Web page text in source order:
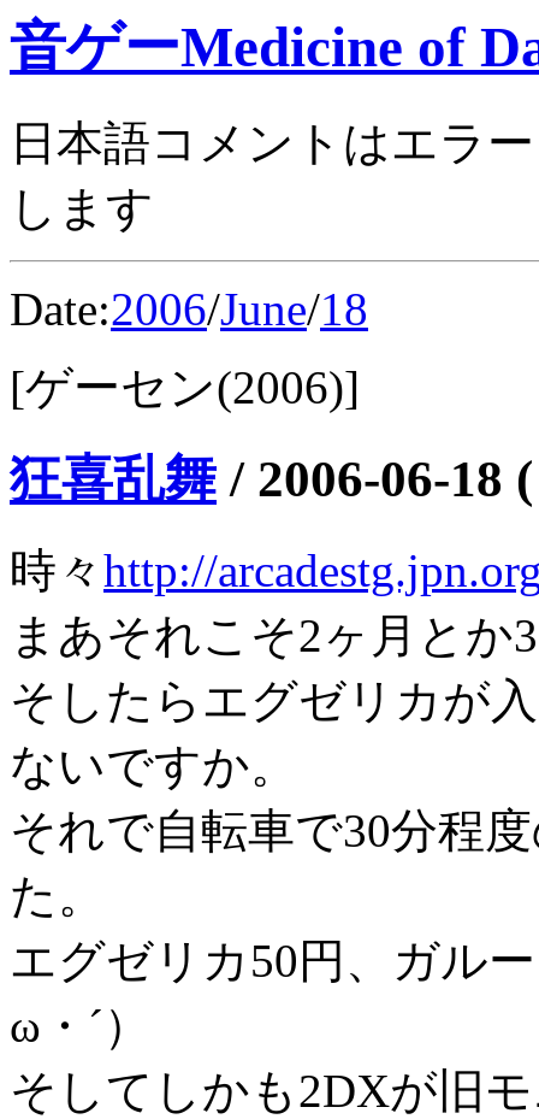
音ゲーMedicine of
日本語コメントはエラ
します
Date:2006/June/18
[ゲーセン(2006)]
狂喜乱舞 / 2006-06-18
時々http://
まあそれこそ2ヶ月とか
そしたらエグゼリカが
ないですか。
それで自転車で30分程
た。
エグゼリカ50円、ガル
ω・´）
そしてしかも2DXが旧